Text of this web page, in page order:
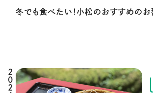
冬でも食べたい！小松のおすすめのお
2
0
2